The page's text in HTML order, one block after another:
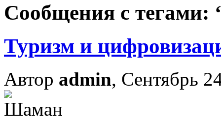
Сообщения с тегами:
Туризм и
Автор admin, Сентябрь